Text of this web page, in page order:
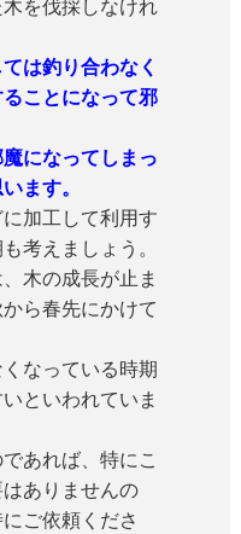
を伐採しなけれ
は釣り合わなく
ことになって邪
になってしまっ
ます。
加工して利用す
考えましょう。
木の成長が止ま
ら春先にかけて
なっている時期
といわれていま
あれば、特にこ
ありませんの
ご依頼くださ